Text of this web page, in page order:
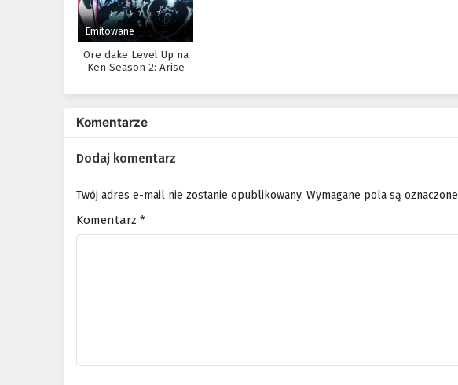
Emitowane
Ore dake Level Up na
Ken Season 2: Arise
Komentarze
Dodaj komentarz
Twój adres e-mail nie zostanie opublikowany. Wymagane pola są oznaczone
Komentarz *